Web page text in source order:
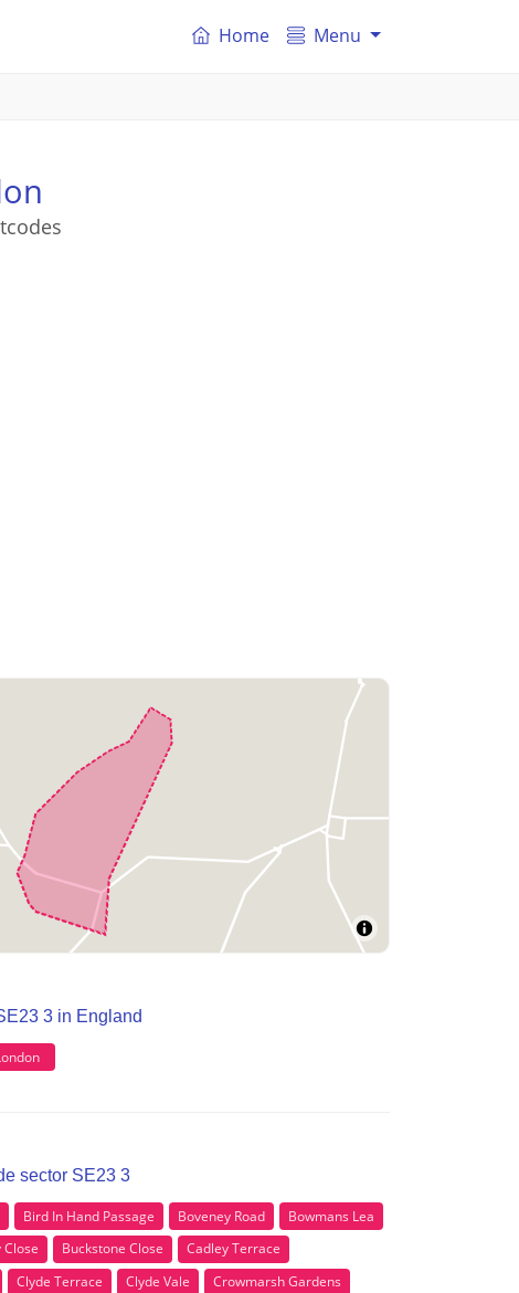
Home Menu
3 in England
sector SE23 3
Bird In Hand Passage Boveney Road
Bowmans Lea
Close Buckstone Close
Cadley Terrace
Clyde Terrace Clyde Vale
Crowmarsh Gardens